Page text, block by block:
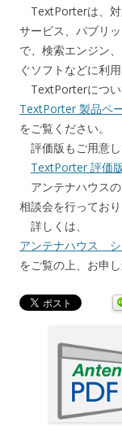
TextPorterは、対
サービス、パブリ
で、検索エンジン
ぐソフトなどに利
TextPorterについ
TextPorter 製品ペ
をご覧ください。
評価版もご用意し
TextPorter 評価
アンテナハウス
相談会を行ってお
詳しくは、
アンテナハウス シ
をご覧の上、お申し